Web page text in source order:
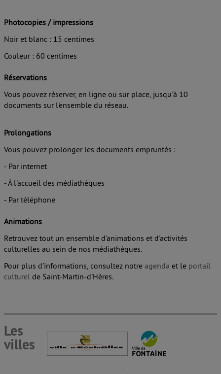
Photocopies / impressions
Noir et blanc : 15 centimes
Couleur : 60 centimes
Réservations
Vous pouvez réserver, en ligne ou sur place, jusqu'à 10
documents sur l'ensemble du réseau.
Prolongations
Vous pouvez prolonger les documents empruntés :
- Par internet
- À l'accueil des médiathèques
- Par téléphone
Animations
Retrouvez tout un ensemble d'animations et d'activités
culturelles au sein de nos médiathèques.
Pour plus d'informations, consultez notre agenda et le portail
culturel de Saint-Martin-d'Hères.
Les
villes